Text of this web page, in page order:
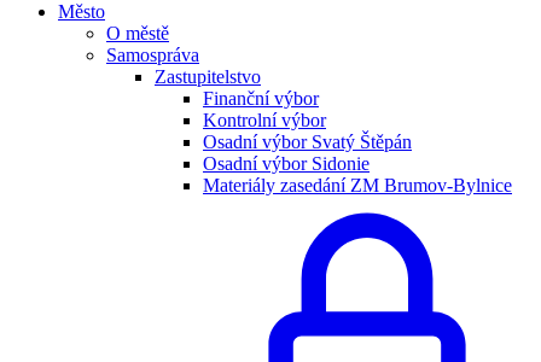
Město
O městě
Samospráva
Zastupitelstvo
Finanční výbor
Kontrolní výbor
Osadní výbor Svatý Štěpán
Osadní výbor Sidonie
Materiály zasedání ZM Brumov-Bylnice